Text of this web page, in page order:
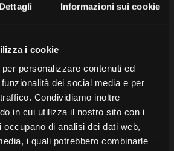
Dettagli Informazioni sui cookie
i cookie
personalizzare contenuti ed
dei social media e per
Condividiamo inoltre
in cui utilizza il nostro sito con i
di analisi dei dati web,
i quali potrebbero combinarle